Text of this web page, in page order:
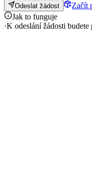
Odeslat žádost
Začít
Jak to funguje
·K odeslání žádosti budete